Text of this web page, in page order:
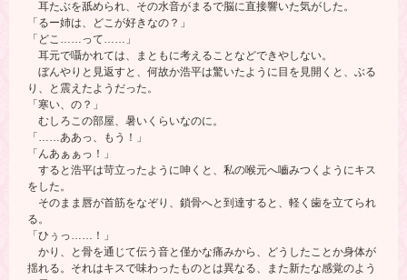
耳たぶを舐められ、その水音がまるで脳に直接響いた気がした。
「るー姉は、どこが好きなの？」
「どこ……って……」
耳元で囁かれては、まともに考えることなどできやしない。
ぼんやりと見返すと、何故か浩平は驚いたように目を見開くと、ぶる
り、と震えたようだった。
「寒い、の？」
むしろこの部屋、暑いくらいなのに。
「……ああっ、もう！」
「んあぁぁっ！」
すると浩平は苛立ったように呻くと、私の喉元へ嚙みつくようにキス
をした。
そのまま唇が首筋をなぞり、鎖骨へと到達すると、軽く歯を立てられ
る。
「ひぅっ……！」
かり、と骨を通じて伝う音と僅かな痛みから、どうしたことか身体が
揺れる。それはキスで味わったものとは異なる、また新たな感覚のよう